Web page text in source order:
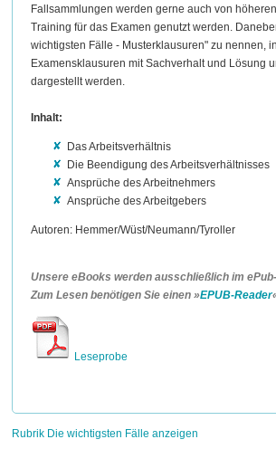
Fallsammlungen werden gerne auch von
Training für das Examen genutzt werden.
wichtigsten Fälle - Musterklausuren" zu nennen,
Examensklausuren mit Sachverhalt und Lösung
dargestellt werden.
Inhalt:
Das Arbeitsverhältnis
Die Beendigung des Arbeitsverhältnisses
Ansprüche des Arbeitnehmers
Ansprüche des Arbeitgebers
Autoren: Hemmer/Wüst/Neumann/Tyroller
Unsere eBooks werden ausschließlich im
Zum Lesen benötigen Sie einen »EPUB-Reader
Leseprobe
Rubrik Die wichtigsten Fälle anzeigen